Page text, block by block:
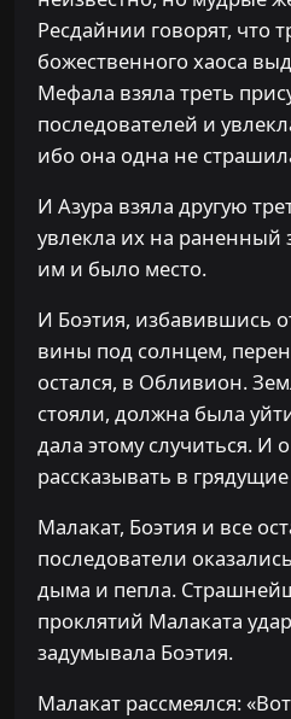
Ресдайнии говорят, что
божественного хаоса
Мефала взяла треть
последователей и
ибо она одна не
И Азура взяла другую
увлекла их на раненный
им и было место.
И Боэтия, избавившись
вины под солнцем,
остался, в Обливион.
стояли, должна была
дала этому случиться. И
рассказывать в
Малакат, Боэтия и все
последователи
дыма и пепла.
проклятий Малаката
задумывала Боэтия.
Малакат рассмеялся: